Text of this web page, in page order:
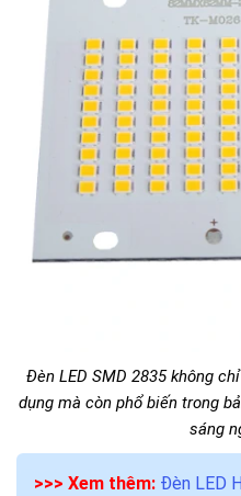
Đèn LED SMD 2835 không
dụng mà còn phổ biến trong
sáng
>>> Xem thêm: Đèn LED